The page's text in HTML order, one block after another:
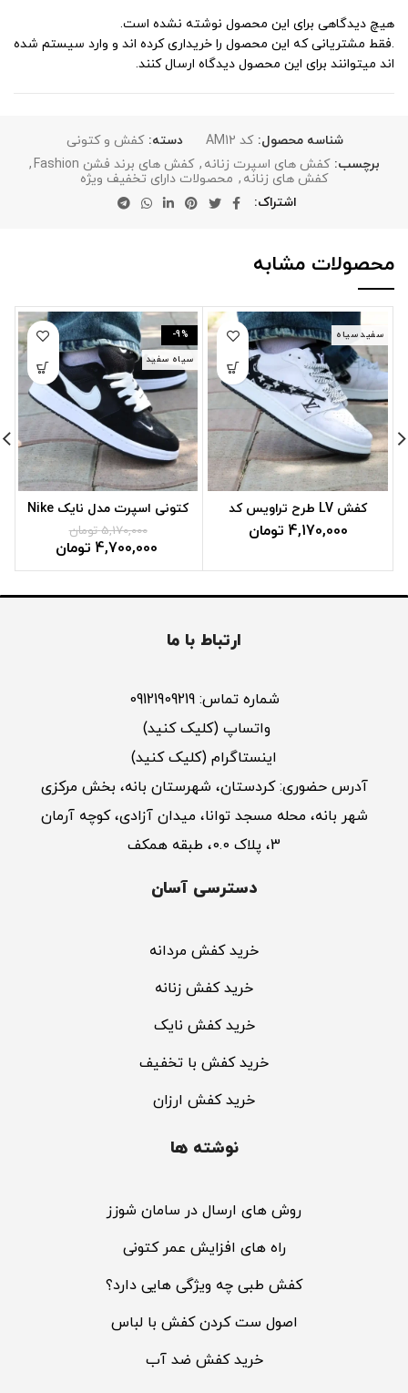
هیچ دیدگاهی برای این محصول نوشته نشده است.
.فقط مشتریانی که این محصول را خریداری کرده اند و وارد سیستم شده
اند میتوانند برای این محصول دیدگاه ارسال کنند.
شناسه محصول:کد AM12 دسته:کفش و کتونی
برچسب: کفش های اسپرت زنانه , کفش های برند فشن Fashion
,
کفش های زنانه , محصولات دارای تخفیف ویژه
اشتراک
محصولات مشابه
سفید سیاه
کفش LV طرح تراویس کد
AM1 تومان
-9%
سیاه سفید
کتونی اسپرت مدل نایک Nike
کد J4
5,170,000 تومان
4,700,000 تومان
ارتباط با ما
شماره تماس: 09121909219
واتساپ (کلیک کنید)
اینستاگرام (کلیک کنید)
آدرس حضوری: کردستان، شهرستان بانه، بخش مرکزی
شهر بانه، محله مسجد توانا، میدان آزادی، کوچه آرمان
3، پلاک 0.0، طبقه همکف
دسترسی آسان
خرید کفش مردانه
خرید کفش زنانه
خرید کفش نایک
خرید کفش با تخفیف
خرید کفش ارزان
نوشته ها
روش های ارسال در سامان شوزز
راه های افزایش عمر کتونی
کفش طبی چه ویژگی هایی دارد؟
اصول ست کردن کفش با لباس
خرید کفش ضد آب